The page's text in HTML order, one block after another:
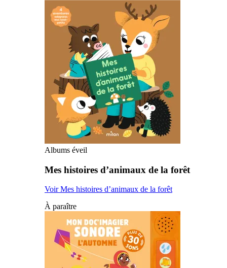
Albums éveil
Mes histoires d’animaux de la forêt
Voir Mes histoires d’animaux de la forêt
À paraître